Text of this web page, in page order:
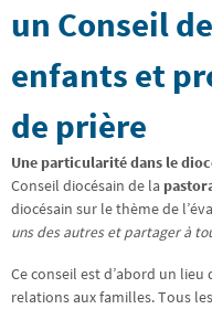
un Conseil
enfants et
de prière
Une particularité dans le
Conseil diocésain de la
diocésain sur le thème de
uns des autres et partager à
Ce conseil est d’abord un
relations aux familles. Tous